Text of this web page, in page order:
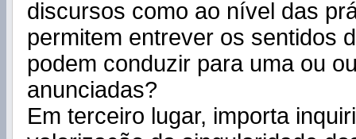
discursos como ao nível das
permitem entrever os sentidos
podem conduzir para uma ou
anunciadas?
Em terceiro lugar, importa